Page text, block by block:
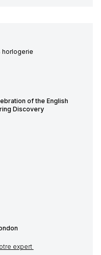
horlogerie
of the English
Discovery
expert